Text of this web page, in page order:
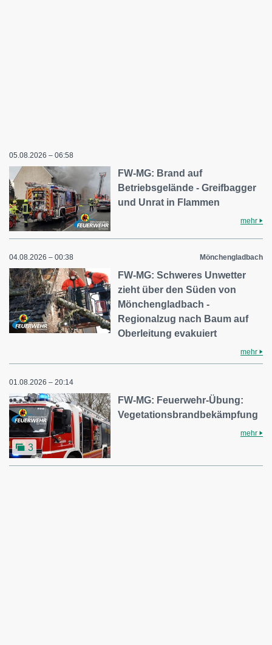
05.08.2026 – 06:58
FW-MG: Brand auf
Betriebsgelände - Greifbagger
und Unrat in Flammen
mehr
04.08.2026 – 00:38 Mönchengladbach
FW-MG: Schweres Unwetter
zieht über den Süden von
Mönchengladbach -
Regionalzug nach Baum auf
Oberleitung evakuiert
mehr
01.08.2026 – 20:14
3
FW-MG: Feuerwehr-Übung:
Vegetationsbrandbekämpfung
mehr